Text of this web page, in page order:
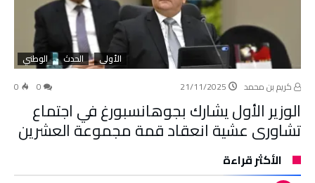
الأولى الحدث
الوطني
كريم بن محمد
21/11/2025
0
الوزير الأول يشارك بجوهانسبورغ في اجتماع
تشاوري عشية انعقاد قمة مجموعة العشرين
الأكثر قراءة